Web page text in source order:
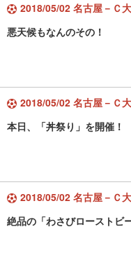
2018/05/02 名古屋－Ｃ
悪天候もなんのその！
2018/05/02 名古屋－Ｃ
本日、「丼祭り」を開催！
2018/05/02 名古屋－Ｃ
絶品の「わさびローストビ